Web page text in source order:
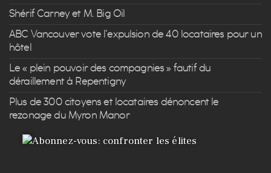
Shérif Carney et M. Big Oil
ABC Vancouver vote l’expulsion de 40 locataires pour un
hôtel
Le « plein pouvoir des compagnies » fautif du
déraillement à Repentigny
Plus de 300 citoyens et locataires dénoncent le
rezonage du Myron Manor